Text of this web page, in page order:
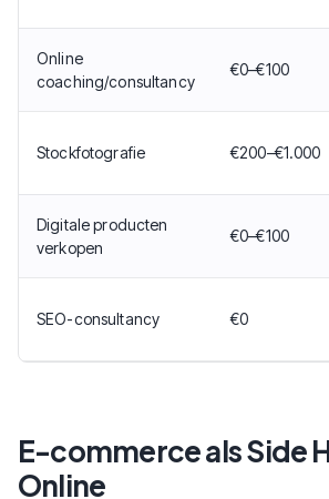
Online
coaching/consultancy
€0–€100
Stockfotografie €200–€1.000
Digitale producten
verkopen
€0–€100
SEO-consultancy €0
E-commerce als Side
Online